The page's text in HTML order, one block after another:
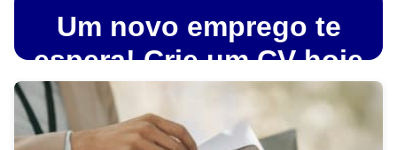
Um novo emprego te
espera! Crie um CV hoje
com os nossos modelos